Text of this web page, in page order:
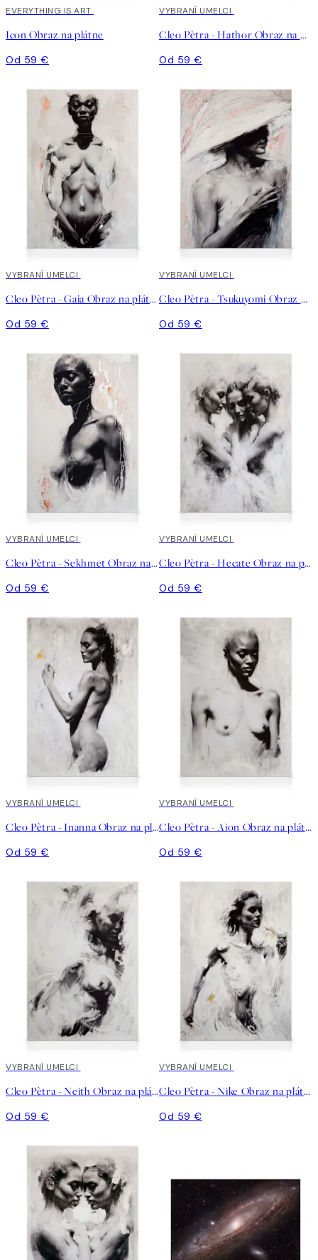
EVERYTHING IS ART
Icon Obraz na plátne
Od 59 €
VYBRANÍ UMELCI
Cleo Pètra - Hathor Obraz na plátne
Od 59 €
VYBRANÍ UMELCI
Cleo Pètra - Gaia Obraz na plátne
Od 59 €
VYBRANÍ UMELCI
Cleo Pètra - Tsukuyomi Obraz na plátne
Od 59 €
VYBRANÍ UMELCI
Cleo Pètra - Sekhmet Obraz na plátne
Od 59 €
VYBRANÍ UMELCI
Cleo Pètra - Hecate Obraz na plátne
Od 59 €
VYBRANÍ UMELCI
Cleo Pètra - Inanna Obraz na plátne
Od 59 €
VYBRANÍ UMELCI
Cleo Pètra - Aion Obraz na plátne
Od 59 €
VYBRANÍ UMELCI
Cleo Pètra - Neith Obraz na plátne
Od 59 €
VYBRANÍ UMELCI
Cleo Pètra - Nike Obraz na plátne
Od 59 €